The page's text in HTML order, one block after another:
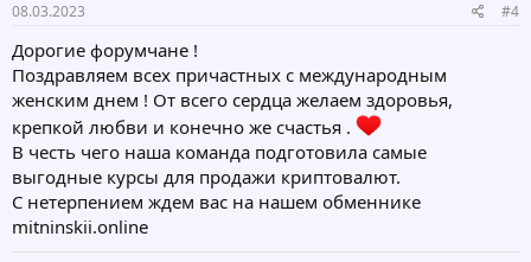
08.03.2023 #4
Дорогие форумчане !
Поздравляем всех причастных с международным
женским днем ! От всего сердца желаем здоровья,
крепкой любви и конечно же счастья .
В честь чего наша команда подготовила самые
выгодные курсы для продажи криптовалют.
С нетерпением ждем вас на нашем обменнике
mitninskii.online